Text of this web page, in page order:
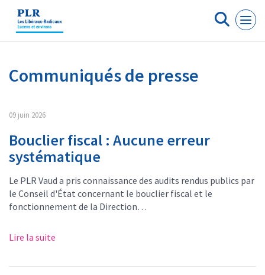
Communiqués de presse
09 juin 2026
Bouclier fiscal : Aucune erreur
systématique
Le PLR Vaud a pris connaissance des audits rendus publics par
le Conseil d'État concernant le bouclier fiscal et le
fonctionnement de la Direction…
Lire la suite
Panneau de gestion des cookies